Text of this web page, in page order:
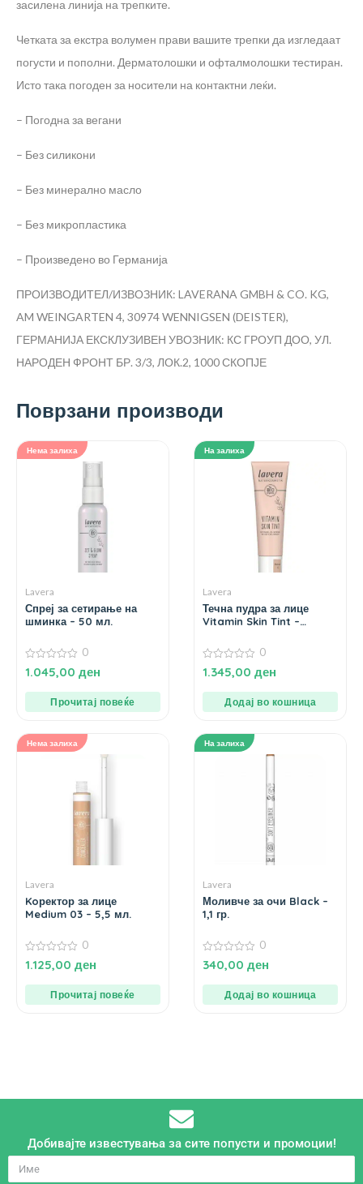
засилена линија на трепките.
Четката за екстра волумен прави вашите трепки да изгледаат
погусти и пополни. Дерматолошки и офталмолошки тестиран.
Исто така погоден за носители на контактни леќи.
– Погодна за вегани
– Без силикони
– Без минерално масло
– Без микропластика
– Произведено во Германија
ПРОИЗВОДИТЕЛ/ИЗВОЗНИК: LAVERANA GMBH & CO. KG,
AM WEINGARTEN 4, 30974 WENNIGSEN (DEISTER),
ГЕРМАНИЈА ЕКСКЛУЗИВЕН УВОЗНИК: КС ГРОУП ДОО, УЛ.
НАРОДЕН ФРОНТ БР. 3/3, ЛОК.2, 1000 СКОПЈЕ
Поврзани производи
Нема залиха
Lavera
Спреј за сетирање на
шминка – 50 мл.
0
од
0
1.045,00 ден
Прочитај повеќе
На залиха
Lavera
Течна пудра за лице
Vitamin Skin Tint –
0
од
0
1.345,00 ден
Додај во кошница
Нема залиха
Lavera
Koректор за лице
Medium 03 – 5,5 мл.
0
од
0
1.125,00 ден
Прочитај повеќе
На залиха
Lavera
Моливче за очи Black –
1,1 гр.
0
од
0
340,00 ден
Додај во кошница
Добивајте известувања за сите попусти и промоции!